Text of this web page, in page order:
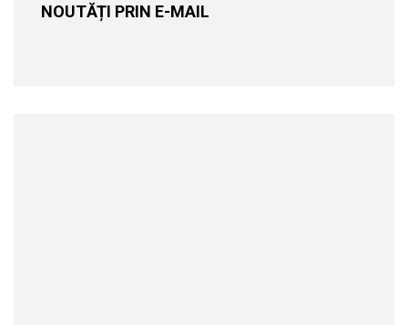
NOUTĂȚI PRIN E-MAIL